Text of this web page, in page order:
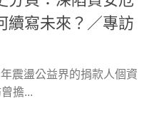
續寫未來？／專訪
震盪公益界的捐款人個資
擔...